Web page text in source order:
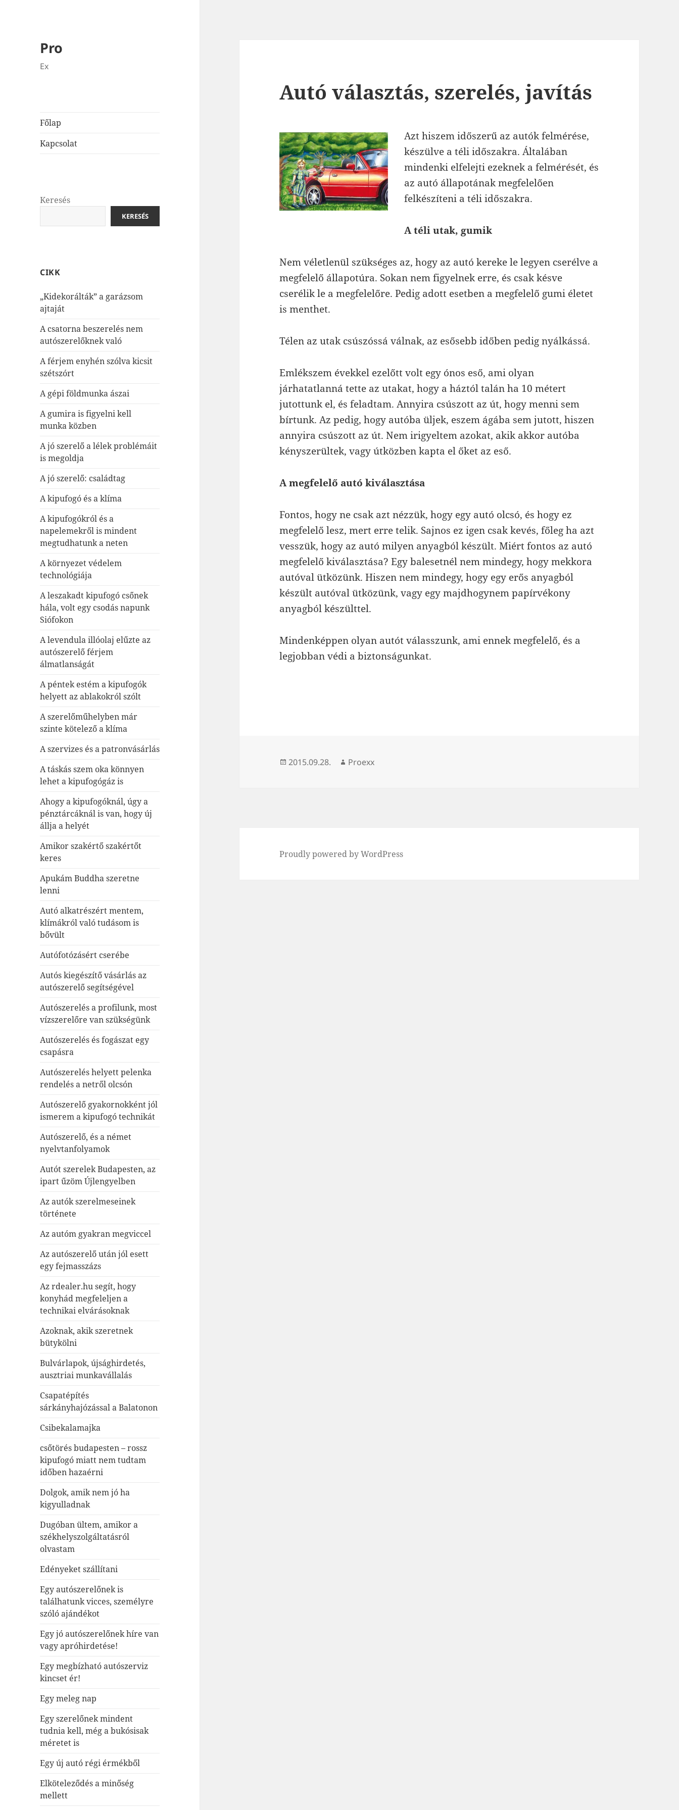
Pro
Ex
Főlap
Kapcsolat
Keresés
KERESÉS
CIKK
„Kidekorálták” a garázsom
ajtaját
A csatorna beszerelés nem
autószerelőknek való
A férjem enyhén szólva kicsit
szétszórt
A gépi földmunka ászai
A gumira is figyelni kell
munka közben
A jó szerelő a lélek problémáit
is megoldja
A jó szerelő: családtag
A kipufogó és a klíma
A kipufogókról és a
napelemekről is mindent
megtudhatunk a neten
A környezet védelem
technológiája
A leszakadt kipufogó csőnek
hála, volt egy csodás napunk
Siófokon
A levendula illóolaj elűzte az
autószerelő férjem
álmatlanságát
A péntek estém a kipufogók
helyett az ablakokról szólt
A szerelőműhelyben már
szinte kötelező a klíma
A szervizes és a patronvásárlás
A táskás szem oka könnyen
lehet a kipufogógáz is
Ahogy a kipufogóknál, úgy a
pénztárcáknál is van, hogy új
állja a helyét
Amikor szakértő szakértőt
keres
Apukám Buddha szeretne
lenni
Autó alkatrészért mentem,
klímákról való tudásom is
bővült
Autófotózásért cserébe
Autós kiegészítő vásárlás az
autószerelő segítségével
Autószerelés a profilunk, most
vízszerelőre van szükségünk
Autószerelés és fogászat egy
csapásra
Autószerelés helyett pelenka
rendelés a netről olcsón
Autószerelő gyakornokként jól
ismerem a kipufogó technikát
Autószerelő, és a német
nyelvtanfolyamok
Autót szerelek Budapesten, az
ipart űzöm Újlengyelben
Az autók szerelmeseinek
története
Az autóm gyakran megviccel
Az autószerelő után jól esett
egy fejmasszázs
Az rdealer.hu segít, hogy
konyhád megfeleljen a
technikai elvárásoknak
Azoknak, akik szeretnek
bütykölni
Bulvárlapok, újsághirdetés,
ausztriai munkavállalás
Csapatépítés
sárkányhajózással a Balatonon
Csibekalamajka
csőtörés budapesten – rossz
kipufogó miatt nem tudtam
időben hazaérni
Dolgok, amik nem jó ha
kigyulladnak
Dugóban ültem, amikor a
székhelyszolgáltatásról
olvastam
Edényeket szállítani
Egy autószerelőnek is
találhatunk vicces, személyre
szóló ajándékot
Egy jó autószerelőnek híre van
vagy apróhirdetése!
Egy megbízható autószerviz
kincset ér!
Egy meleg nap
Egy szerelőnek mindent
tudnia kell, még a bukósisak
méretet is
Egy új autó régi érmékből
Elköteleződés a minőség
mellett
Autó választás, szerelés, javítás
Azt hiszem időszerű az autók felmérése,
készülve a téli időszakra. Általában
mindenki elfelejti ezeknek a felmérését, és
az autó állapotának megfelelően
felkészíteni a téli időszakra.
A téli utak, gumik
Nem véletlenül szükséges az, hogy az autó kereke le legyen cserélve a
megfelelő állapotúra. Sokan nem figyelnek erre, és csak késve
cserélik le a megfelelőre. Pedig adott esetben a megfelelő gumi életet
is menthet.
Télen az utak csúszóssá válnak, az esősebb időben pedig nyálkássá.
Emlékszem évekkel ezelőtt volt egy ónos eső, ami olyan
járhatatlanná tette az utakat, hogy a háztól talán ha 10 métert
jutottunk el, és feladtam. Annyira csúszott az út, hogy menni sem
bírtunk. Az pedig, hogy autóba üljek, eszem ágába sem jutott, hiszen
annyira csúszott az út. Nem irigyeltem azokat, akik akkor autóba
kényszerültek, vagy útközben kapta el őket az eső.
A megfelelő autó kiválasztása
Fontos, hogy ne csak azt nézzük, hogy egy autó olcsó, és hogy ez
megfelelő lesz, mert erre telik. Sajnos ez igen csak kevés, főleg ha azt
vesszük, hogy az autó milyen anyagból készült. Miért fontos az autó
megfelelő kiválasztása? Egy balesetnél nem mindegy, hogy mekkora
autóval ütközünk. Hiszen nem mindegy, hogy egy erős anyagból
készült autóval ütközünk, vagy egy majdhogynem papírvékony
anyagból készülttel.
Mindenképpen olyan autót válasszunk, ami ennek megfelelő, és a
legjobban védi a biztonságunkat.
Közzétéve
2015.09.28. Szerző
Proexx
Proudly powered by WordPress